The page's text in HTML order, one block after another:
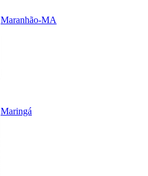
Maranhão-MA
Maringá